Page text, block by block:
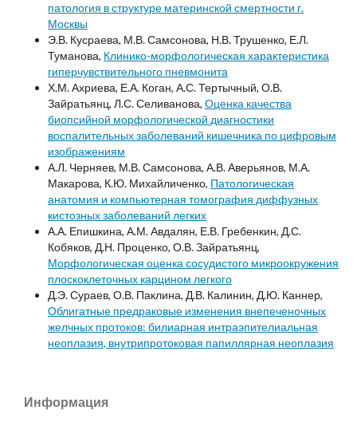
патология в структуре материнской смертности г.
Москвы
Э.В. Кусраева, М.В. Самсонова, Н.В. Трушенко, Е.Л.
Туманова, Клинико-морфологическая характеристика
гиперчувствительного пневмонита
Х.М. Ахриева, Е.А. Коган, А.С. Тертычный, О.В.
Зайратьянц, Л.С. Селиванова, Оценка качества
биопсийной морфологической диагностики
воспалительных заболеваний кишечника по цифровым
изображениям
А.Л. Черняев, М.В. Самсонова, А.В. Аверьянов, М.А.
Макарова, К.Ю. Михайличенко, Патологическая
анатомия и компьютерная томография диффузных
кистозных заболеваний легких
А.А. Епишкина, А.М. Авдалян, Е.В. Гребенкин, Д.С.
Кобяков, Д.Н. Проценко, О.В. Зайратьянц,
Морфологическая оценка сосудистого микроокружения
плоскоклеточных карцином легкого
Д.Э. Сураев, О.В. Паклина, Д.В. Калинин, Д.Ю. Каннер,
Облигатные предраковые изменения внепеченочных
желчных протоков: билиарная интраэпителиальная
неоплазия, внутрипротоковая папиллярная неоплазия
Информация